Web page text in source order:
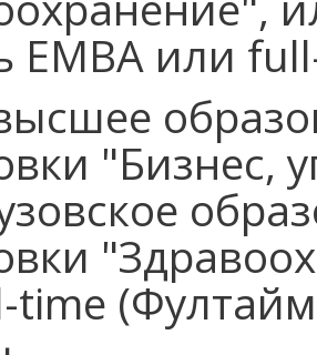
ЕМВА или
"Бизнес,
time